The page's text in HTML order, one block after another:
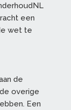
een
wet te
de
de overige
Een